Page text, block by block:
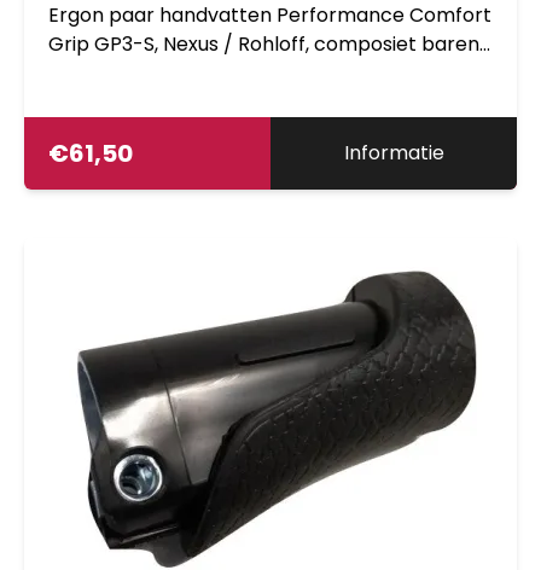
Ergon paar handvatten Performance Comfort
Grip GP3-S, Nexus / Rohloff, composiet barend
€61,50 Informatie